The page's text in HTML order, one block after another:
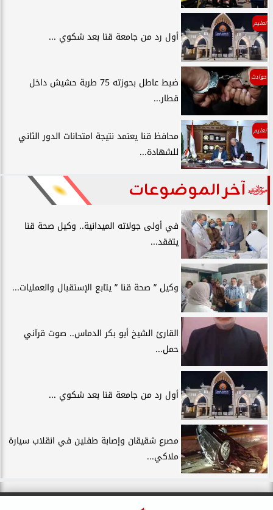
تعليم
أول رد من جامعة قنا بعد شكوي ...
حوادث
ضبط عاطل بحوزته 75 طربة حشيش داخل
قطار...
تعليم
محافظ قنا يعتمد نتيجة امتحانات الدور الثاني
للشهادة...
آخر الموضوعات
في أولى جولاته الميدانية.. وكيل صحة قنا
يتفقد...
وكيل ” صحة قنا ” يتابع الإستقبال والعمليات...
القارئ الشيخ أبو بكر الدماس.. صوت قرآني
حمل...
أول رد من جامعة قنا بعد شكوي ...
مصرع شقيقان وإصابة طفلين في انقلاب سيارة
ملاكي...